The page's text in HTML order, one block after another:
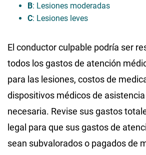
B: Lesiones moderadas
C: Lesiones leves
El conductor culpable podría ser
todos los gastos de atención
para las lesiones, costos de
dispositivos médicos de
necesaria. Revise sus gastos
legal para que sus gastos de
sean subvalorados o pagados de